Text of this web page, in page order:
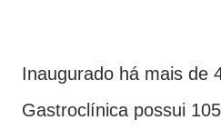
Inaugurado há mais de
Gastroclínica possui